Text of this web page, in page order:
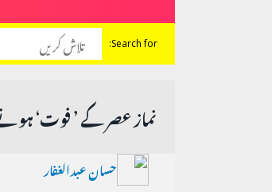
Search for:
نماز عصر کے ’ فوت‘
حسان عبدالغفار